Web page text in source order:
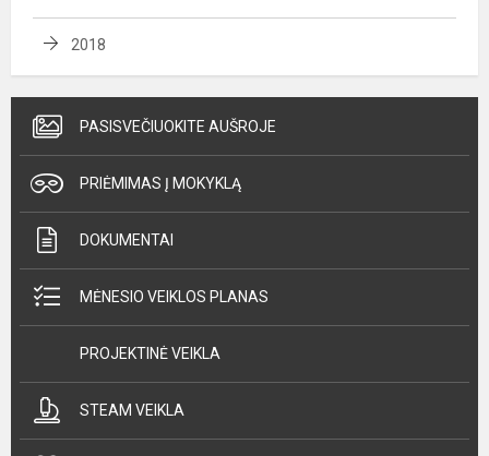
2018
PASISVEČIUOKITE AUŠROJE
PRIĖMIMAS Į MOKYKLĄ
DOKUMENTAI
MĖNESIO VEIKLOS PLANAS
PROJEKTINĖ VEIKLA
STEAM VEIKLA